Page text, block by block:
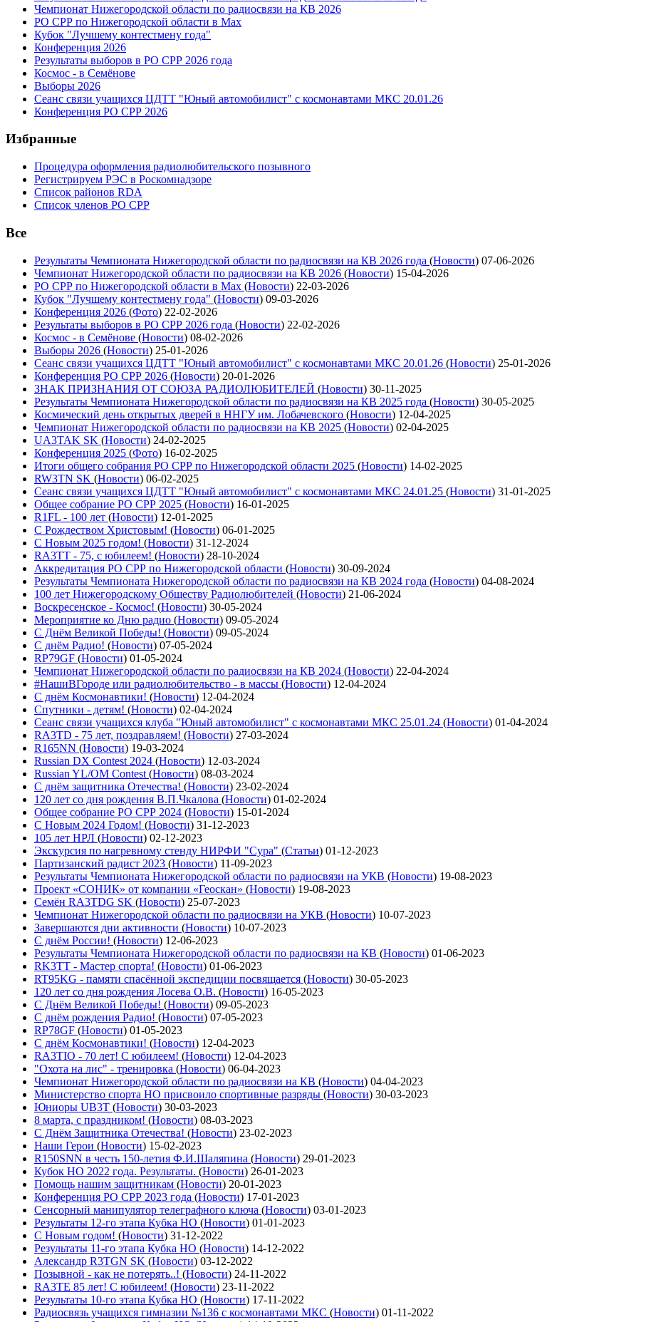
Чемпионат Нижегородской области по радиосвязи на КВ 2026
РО СРР по Нижегородской области в Max
Кубок "Лучшему контестмену года"
Конференция 2026
Результаты выборов в РО СРР 2026 года
Космос - в Семёнове
Выборы 2026
Сеанс связи учащихся ЦДТТ "Юный автомобилист" с космонавтами МКС 20.01.26
Конференция РО СРР 2026
Избранные
Процедура оформления радиолюбительского позывного
Регистрируем РЭС в Роскомнадзоре
Список районов RDA
Список членов РО СРР
Все
Результаты Чемпионата Нижегородской области по радиосвязи на КВ 2026 года (Новости) 07-06-2026
Чемпионат Нижегородской области по радиосвязи на КВ 2026 (Новости) 15-04-2026
РО СРР по Нижегородской области в Max (Новости) 22-03-2026
Кубок "Лучшему контестмену года" (Новости) 09-03-2026
Конференция 2026 (Фото) 22-02-2026
Результаты выборов в РО СРР 2026 года (Новости) 22-02-2026
Космос - в Семёнове (Новости) 08-02-2026
Выборы 2026 (Новости) 25-01-2026
Сеанс связи учащихся ЦДТТ "Юный автомобилист" с космонавтами МКС 20.01.26 (Новости) 25-01-2026
Конференция РО СРР 2026 (Новости) 20-01-2026
ЗНАК ПРИЗНАНИЯ ОТ СОЮЗА РАДИОЛЮБИТЕЛЕЙ (Новости) 30-11-2025
Результаты Чемпионата Нижегородской области по радиосвязи на КВ 2025 года (Новости) 30-05-2025
Космический день открытых дверей в ННГУ им. Лобачевского (Новости) 12-04-2025
Чемпионат Нижегородской области по радиосвязи на КВ 2025 (Новости) 02-04-2025
UA3TAK SK (Новости) 24-02-2025
Конференция 2025 (Фото) 16-02-2025
Итоги общего собрания РО СРР по Нижегородской области 2025 (Новости) 14-02-2025
RW3TN SK (Новости) 06-02-2025
Сеанс связи учащихся ЦДТТ "Юный автомобилист" с космонавтами МКС 24.01.25 (Новости) 31-01-2025
Общее собрание РО СРР 2025 (Новости) 16-01-2025
R1FL - 100 лет (Новости) 12-01-2025
С Рождеством Христовым! (Новости) 06-01-2025
С Новым 2025 годом! (Новости) 31-12-2024
RA3TT - 75, с юбилеем! (Новости) 28-10-2024
Аккредитация РО СРР по Нижегородской области (Новости) 30-09-2024
Результаты Чемпионата Нижегородской области по радиосвязи на КВ 2024 года (Новости) 04-08-2024
100 лет Нижегородскому Обществу Радиолюбителей (Новости) 21-06-2024
Воскресенское - Космос! (Новости) 30-05-2024
Мероприятие ко Дню радио (Новости) 09-05-2024
С Днём Великой Победы! (Новости) 09-05-2024
С днём Радио! (Новости) 07-05-2024
RP79GF (Новости) 01-05-2024
Чемпионат Нижегородской области по радиосвязи на КВ 2024 (Новости) 22-04-2024
#НашиВГороде или радиолюбительство - в массы (Новости) 12-04-2024
С днём Космонавтики! (Новости) 12-04-2024
Спутники - детям! (Новости) 02-04-2024
Сеанс связи учащихся клуба "Юный автомобилист" с космонавтами МКС 25.01.24 (Новости) 01-04-2024
RA3TD - 75 лет, поздравляем! (Новости) 27-03-2024
R165NN (Новости) 19-03-2024
Russian DX Contest 2024 (Новости) 12-03-2024
Russian YL/OM Contest (Новости) 08-03-2024
С днём защитника Отечества! (Новости) 23-02-2024
120 лет со дня рождения В.П.Чкалова (Новости) 01-02-2024
Общее собрание РО СРР 2024 (Новости) 15-01-2024
С Новым 2024 Годом! (Новости) 31-12-2023
105 лет НРЛ (Новости) 02-12-2023
Экскурсия по нагревному стенду НИРФИ "Сура" (Статьи) 01-12-2023
Партизанский радист 2023 (Новости) 11-09-2023
Результаты Чемпионата Нижегородской области по радиосвязи на УКВ (Новости) 19-08-2023
Проект «СОНИК» от компании «Геоскан» (Новости) 19-08-2023
Семён RA3TDG SK (Новости) 25-07-2023
Чемпионат Нижегородской области по радиосвязи на УКВ (Новости) 10-07-2023
Завершаются дни активности (Новости) 10-07-2023
С днём России! (Новости) 12-06-2023
Результаты Чемпионата Нижегородской области по радиосвязи на КВ (Новости) 01-06-2023
RK3TT - Мастер спорта! (Новости) 01-06-2023
RT95KG - памяти спасённой экспедиции посвящается (Новости) 30-05-2023
120 лет со дня рождения Лосева О.В. (Новости) 16-05-2023
С Днём Великой Победы! (Новости) 09-05-2023
С днём рождения Радио! (Новости) 07-05-2023
RP78GF (Новости) 01-05-2023
С днём Космонавтики! (Новости) 12-04-2023
RA3TIO - 70 лет! С юбилеем! (Новости) 12-04-2023
"Охота на лис" - тренировка (Новости) 06-04-2023
Чемпионат Нижегородской области по радиосвязи на КВ (Новости) 04-04-2023
Министерство спорта НО присвоило спортивные разряды (Новости) 30-03-2023
Юниоры UB3T (Новости) 30-03-2023
8 марта, с праздником! (Новости) 08-03-2023
С Днём Защитника Отечества! (Новости) 23-02-2023
Наши Герои (Новости) 15-02-2023
R150SNN в честь 150-летия Ф.И.Шаляпина (Новости) 29-01-2023
Кубок НО 2022 года. Результаты. (Новости) 26-01-2023
Помощь нашим защитникам (Новости) 20-01-2023
Конференция РО СРР 2023 года (Новости) 17-01-2023
Сенсорный манипулятор телеграфного ключа (Новости) 03-01-2023
Результаты 12-го этапа Кубка НО (Новости) 01-01-2023
С Новым годом! (Новости) 31-12-2022
Результаты 11-го этапа Кубка НО (Новости) 14-12-2022
Александр R3TGN SK (Новости) 03-12-2022
Позывной - как не потерять..! (Новости) 24-11-2022
RA3TE 85 лет! С юбилеем! (Новости) 23-11-2022
Результаты 10-го этапа Кубка НО (Новости) 17-11-2022
Радиосвязь учащихся гимназии №136 с космонавтами МКС (Новости) 01-11-2022